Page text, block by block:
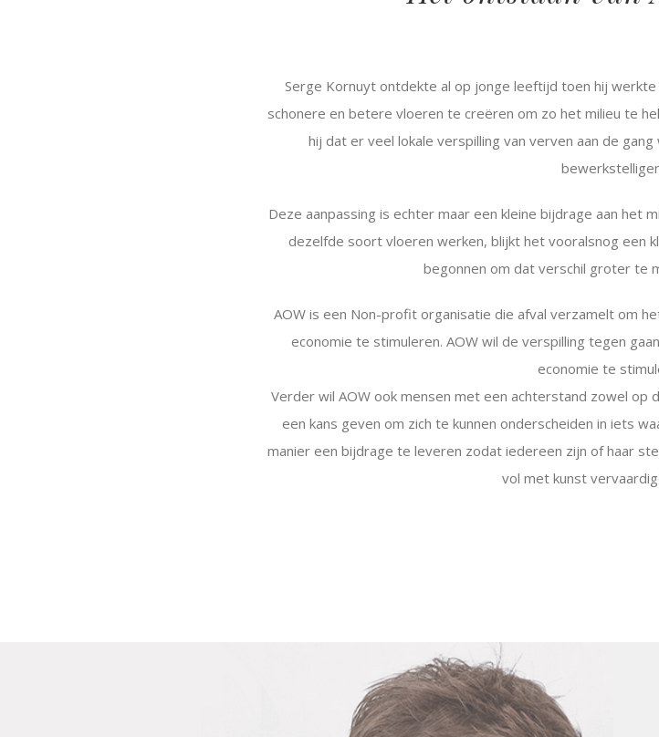
Serge Kornuyt ontdekte al op jonge leeftijd toen hij
schonere en betere vloeren te creëren om zo het milieu te
hij dat er veel lokale verspilling van verven aan de
Deze aanpassing is echter maar een kleine bijdrage aan het
dezelfde soort vloeren werken, blijkt het vooralsnog een
begonnen om dat verschil groter te
AOW is een Non-profit organisatie die afval verzamelt om
economie te stimuleren. AOW wil de verspilling tegen
economie te
Verder wil AOW ook mensen met een achterstand zowel
een kans geven om zich te kunnen onderscheiden in iets
manier een bijdrage te leveren zodat iedereen zijn of haar
vol met kunst